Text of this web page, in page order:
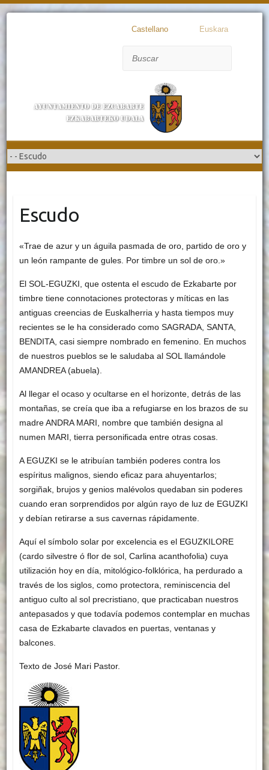
Castellano Euskara
Escudo
«Trae de azur y un águila pasmada de oro, partido de oro y
un león rampante de gules. Por timbre un sol de oro.»
El SOL-EGUZKI, que ostenta el escudo de Ezkabarte por
timbre tiene connotaciones protectoras y míticas en las
antiguas creencias de Euskalherria y hasta tiempos muy
recientes se le ha considerado como SAGRADA, SANTA,
BENDITA, casi siempre nombrado en femenino. En muchos
de nuestros pueblos se le saludaba al SOL llamándole
AMANDREA (abuela).
Al llegar el ocaso y ocultarse en el horizonte, detrás de las
montañas, se creía que iba a refugiarse en los brazos de su
madre ANDRA MARI, nombre que también designa al
numen MARI, tierra personificada entre otras cosas.
A EGUZKI se le atribuían también poderes contra los
espíritus malignos, siendo eficaz para ahuyentarlos;
sorgiñak, brujos y genios malévolos quedaban sin poderes
cuando eran sorprendidos por algún rayo de luz de EGUZKI
y debían retirarse a sus cavernas rápidamente.
Aquí el símbolo solar por excelencia es el EGUZKILORE
(cardo silvestre ó flor de sol, Carlina acanthofolia) cuya
utilización hoy en día, mitológico-folklórica, ha perdurado a
través de los siglos, como protectora, reminiscencia del
antiguo culto al sol precristiano, que practicaban nuestros
antepasados y que todavía podemos contemplar en muchas
casa de Ezkabarte clavados en puertas, ventanas y
balcones.
Texto de José Mari Pastor.